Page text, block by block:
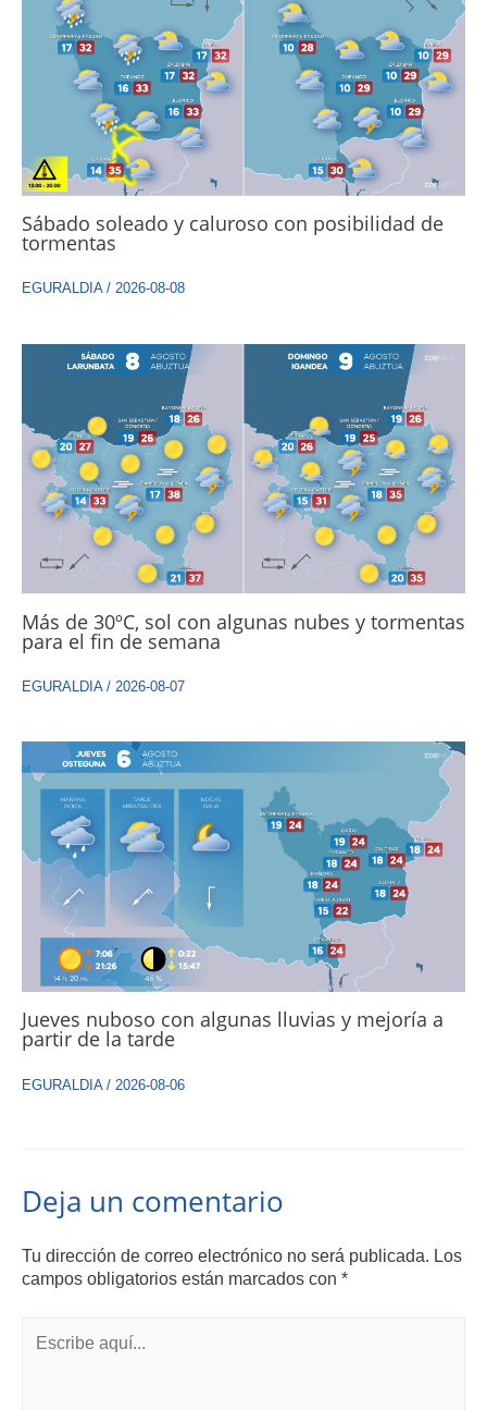
Sábado soleado y caluroso con posibilidad de
tormentas
EGURALDIA/ 2026-08-08
Más de 30ºC, sol con algunas nubes y tormentas
para el fin de semana
EGURALDIA/ 2026-08-07
Jueves nuboso con algunas lluvias y mejoría a
partir de la tarde
EGURALDIA/ 2026-08-06
Deja un comentario
Tu dirección de correo electrónico no será publicada. Los
campos obligatorios están marcados con *